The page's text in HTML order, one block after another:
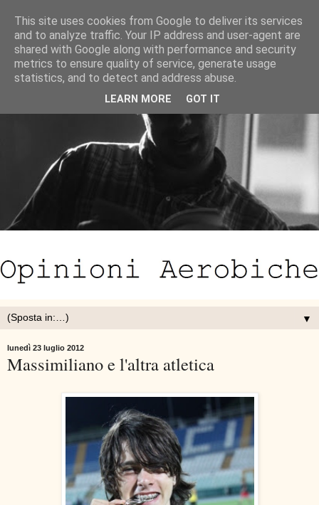
▼
lunedì 23 luglio 2012
Massimiliano e l'altra atletica
This site uses cookies from Google to deliver its services
and to analyze traffic. Your IP address and user-agent are
shared with Google along with performance and security
metrics to ensure quality of service, generate usage
statistics, and to detect and address abuse.
LEARN MORE GOT IT